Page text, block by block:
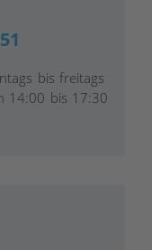
bis freitags
14:00 bis 17:30